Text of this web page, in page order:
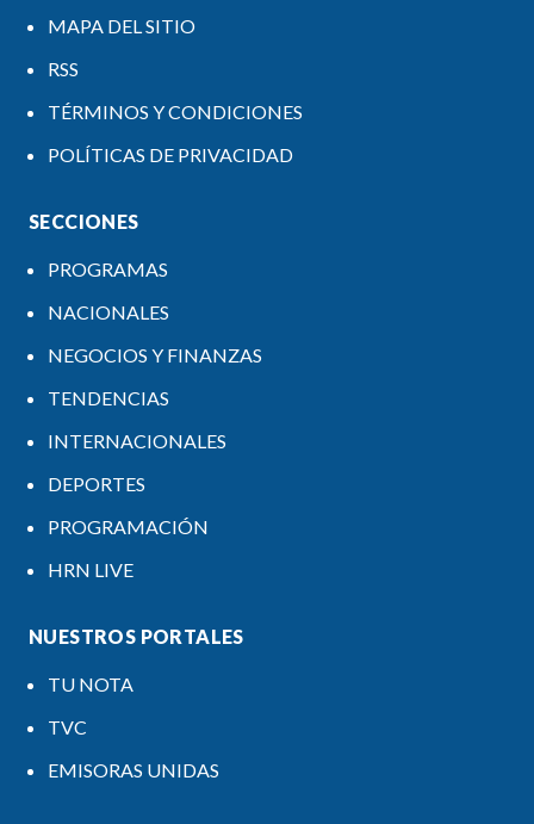
MAPA DEL SITIO
RSS
TÉRMINOS Y CONDICIONES
POLÍTICAS DE PRIVACIDAD
SECCIONES
PROGRAMAS
NACIONALES
NEGOCIOS Y FINANZAS
TENDENCIAS
INTERNACIONALES
DEPORTES
PROGRAMACIÓN
HRN LIVE
NUESTROS PORTALES
TU NOTA
TVC
EMISORAS UNIDAS